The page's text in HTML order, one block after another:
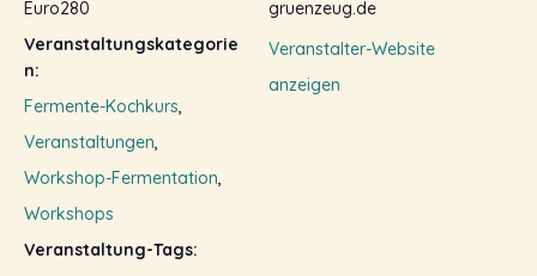
Euro280
Veranstaltungskategorie
n:
Fermente-Kochkurs,
Veranstaltungen,
Workshop-Fermentation,
Workshops
Veranstaltung-Tags:
gruenzeug.de
Veranstalter-Website
anzeigen